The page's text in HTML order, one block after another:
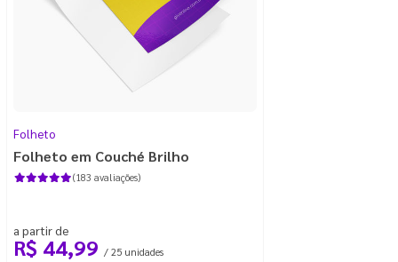
Folheto
Folheto em Couché Brilho
(183 avaliações)
a partir de
R$ 44,99 / 25 unidades